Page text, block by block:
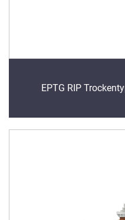
EPTG RIP